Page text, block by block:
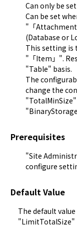
Can only be
Can be set
"「
(Database or
This setting is
"「Item」".
"Table" basis.
The
change the
"
Prerequisites
"Site
configure
Default Value
The default
"LimitTotalSize"